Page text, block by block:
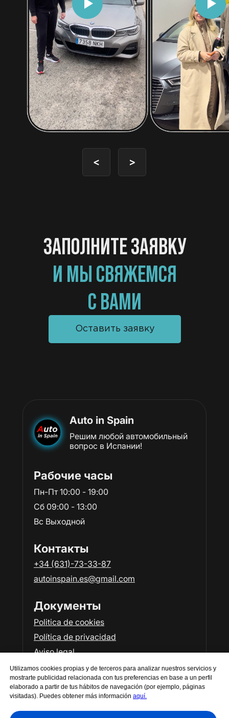
< >
ЗАПОЛНИТЕ ЗАЯВКУ
И МЫ СВЯЖЕМСЯ
C ВАМИ
Оставить заявку
Auto in Spain
Решим любой автомобильный
вопрос в Испании!
Контакты
+34 (631)-73-33-87
autoinspain.es@gmail.com
Рабочие часы
Пн-Пт 10:00 - 19:00
Сб 09:00 - 13:00
Вс Выходной
Документы
Politica de cookies
Política de privacidad
Aviso legal
©All Rights Reserved. Auto in Spain. 2026
Utilizamos cookies propias y de terceros para analizar nuestros servicios y
mostrarte publicidad relacionada con tus preferencias en base a un perfil
elaborado a partir de tus hábitos de navegación (por ejemplo, páginas
visitadas). Puedes obtener más información aquí.